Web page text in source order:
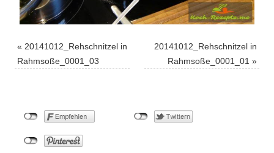
« 20141012_Rehschnitzel in
Rahmsoße_0001_03
20141012_Rehschnitzel in
Rahmsoße_0001_01 »